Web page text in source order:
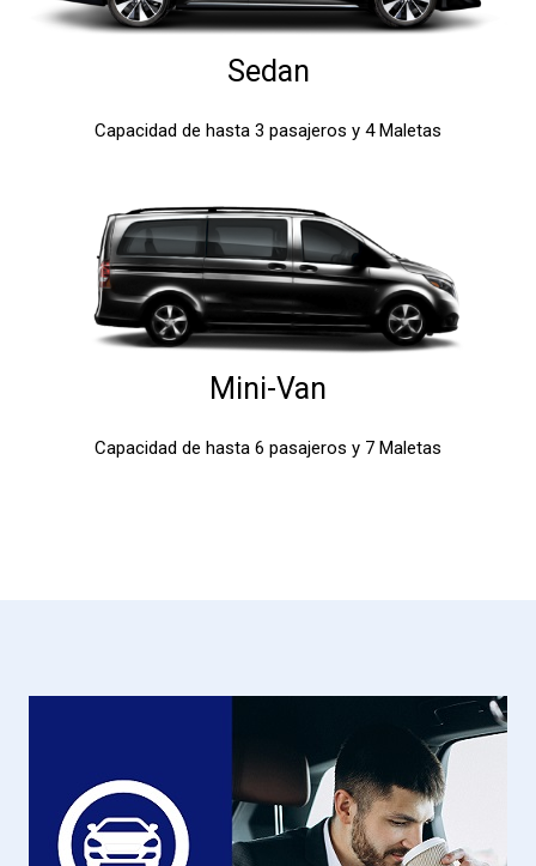
Sedan
Capacidad de hasta 3 pasajeros y 4 Maletas
Mini-Van
Capacidad de hasta 6 pasajeros y 7 Maletas